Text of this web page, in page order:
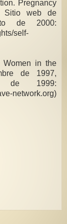
Pregnancy
Sitio web de
de 2000:
self-
Women in the
de 1997,
de 1999:
network.org)